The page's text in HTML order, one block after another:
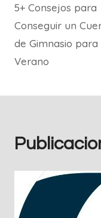
de
entradas
5+ Consejos para
Conseguir un
de Gimnasio para
Verano